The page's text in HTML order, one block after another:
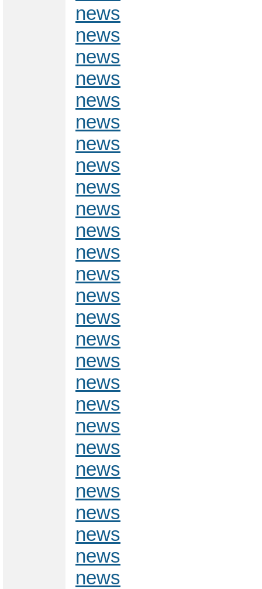
news
news
news
news
news
news
news
news
news
news
news
news
news
news
news
news
news
news
news
news
news
news
news
news
news
news
news